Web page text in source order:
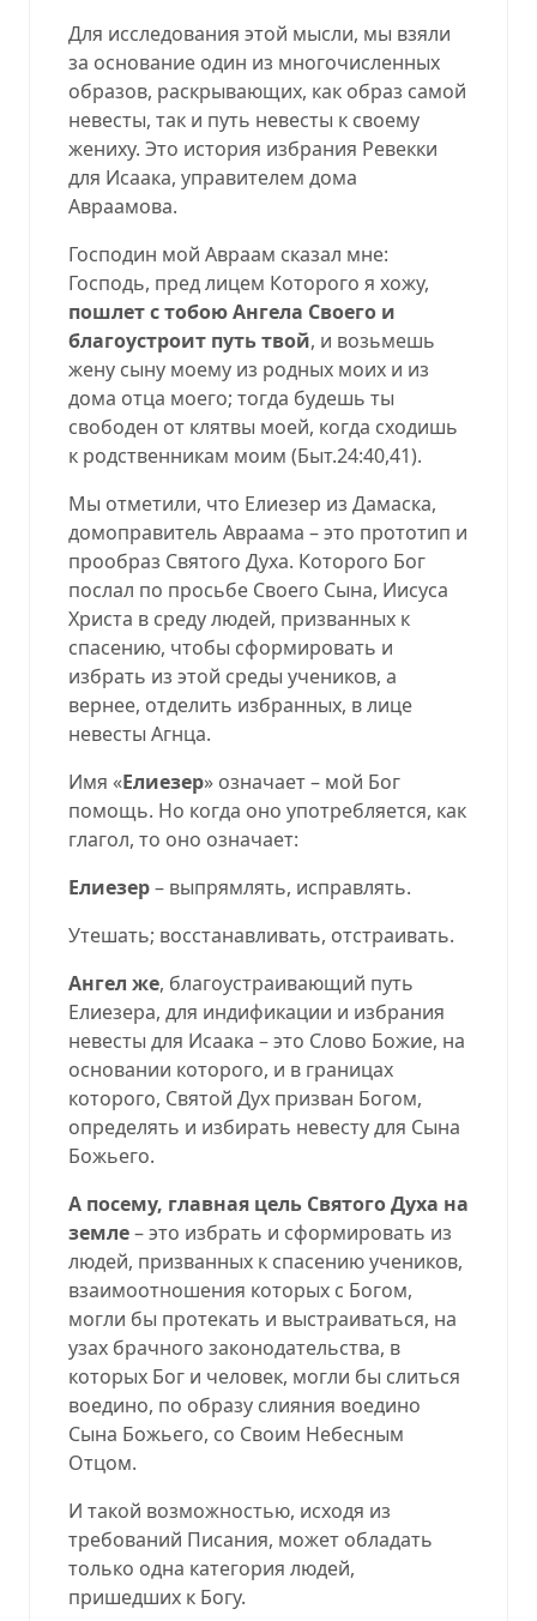
Для исследования этой мысли, мы взяли
за основание один из многочисленных
образов, раскрывающих, как образ самой
невесты, так и путь невесты к своему
жениху. Это история избрания Ревекки
для Исаака, управителем дома
Авраамова.
Господин мой Авраам сказал мне:
Господь, пред лицем Которого я хожу,
пошлет с тобою Ангела Своего и
благоустроит путь твой, и возьмешь
жену сыну моему из родных моих и из
дома отца моего; тогда будешь ты
свободен от клятвы моей, когда сходишь
к родственникам моим (Быт.24:40,41).
Мы отметили, что Елиезер из Дамаска,
домоправитель Авраама – это прототип и
прообраз Святого Духа. Которого Бог
послал по просьбе Своего Сына, Иисуса
Христа в среду людей, призванных к
спасению, чтобы сформировать и
избрать из этой среды учеников, а
вернее, отделить избранных, в лице
невесты Агнца.
Имя «Елиезер» означает – мой Бог
помощь. Но когда оно употребляется, как
глагол, то оно означает:
Елиезер– выпрямлять, исправлять.
Утешать; восстанавливать, отстраивать.
Ангел же, благоустраивающий путь
Елиезера, для индификации и избрания
невесты для Исаака – это Слово Божие, на
основании которого, и в границах
которого, Святой Дух призван Богом,
определять и избирать невесту для Сына
Божьего.
А посему, главная цель Святого Духа на
земле– это избрать и сформировать из
людей, призванных к спасению учеников,
взаимоотношения которых с Богом,
могли бы протекать и выстраиваться, на
узах брачного законодательства, в
которых Бог и человек, могли бы слиться
воедино, по образу слияния воедино
Сына Божьего, со Своим Небесным
Отцом.
И такой возможностью, исходя из
требований Писания, может обладать
только одна категория людей,
пришедших к Богу.